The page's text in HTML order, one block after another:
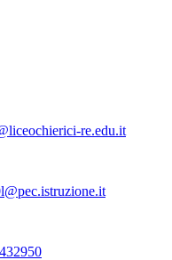
re.edu.it